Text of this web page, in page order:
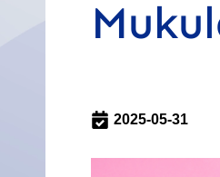
2025-05-31